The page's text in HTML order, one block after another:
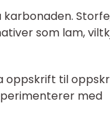
som lam,
oppskrift til
med